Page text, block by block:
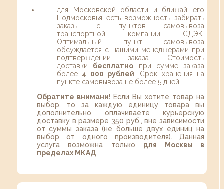
для Московской области и ближайшего
Подмосковья есть возможность забирать
заказы с пунктов самовывоза
транспортной компании СДЭК.
Оптимальный пункт самовывоза
обсуждается с нашими менеджерами при
подтверждении заказа. Стоимость
доставки бесплатно при сумме заказа
более 4 000 рублей . Срок хранения на
пункте самовывоза не более 5 дней.
Обратите внимани! Если Вы хотите товар на
выбор, то за каждую единицу товара вы
дополнительно оплачиваете курьерскую
доставку в размере 350 руб., вне зависимости
от суммы заказа (не больше двух единиц на
выбор от одного производителя). Данная
услуга возможна только для Москвы в
пределах МКАД